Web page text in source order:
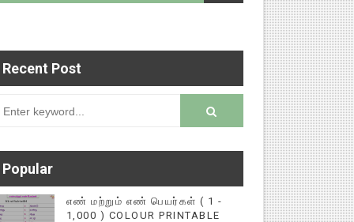
மின்னல் கல்விச் செய்தி இணையதளத்தில் பதிவு
Recent Post
Popular
எண் மற்றும் எண் பெயர்கள் ( 1 -
1,000 ) COLOUR PRINTABLE